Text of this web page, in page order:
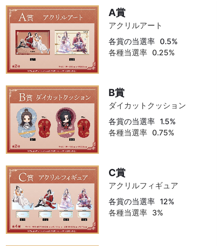
A賞
アクリルアート
各賞の当選率 0.5%
各種当選率 0.25%
B賞
ダイカットクッション
各賞の当選率 1.5%
各種当選率 0.75%
C賞
アクリルフィギュア
各賞の当選率 12%
各種当選率 3%